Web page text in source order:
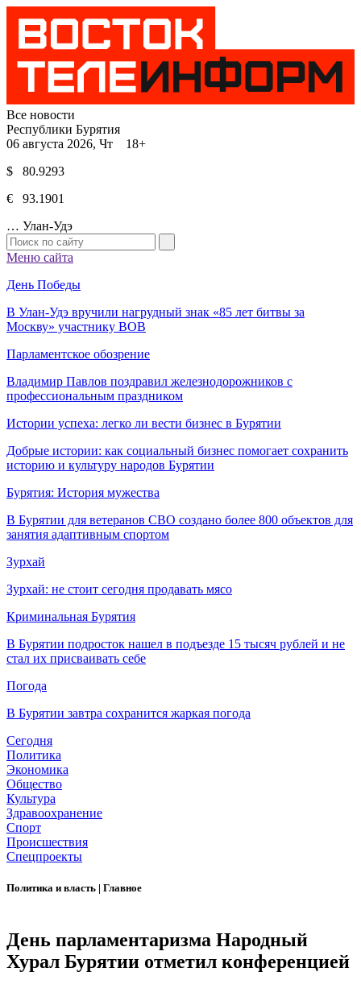
Все новости
Республики Бурятия
06 августа 2026, Чт 18+
$ 80.9293
€ 93.1901
… Улан-Удэ
Меню сайта
День Победы
В Улан-Удэ вручили нагрудный знак «85 лет битвы за
Москву» участнику ВОВ
Парламентское обозрение
Владимир Павлов поздравил железнодорожников с
профессиональным праздником
Истории успеха: легко ли вести бизнес в Бурятии
Добрые истории: как социальный бизнес помогает сохранить
историю и культуру народов Бурятии
Бурятия: История мужества
В Бурятии для ветеранов СВО создано более 800 объектов для
занятия адаптивным спортом
Зурхай
Зурхай: не стоит сегодня продавать мясо
Криминальная Бурятия
В Бурятии подросток нашел в подъезде 15 тысяч рублей и не
стал их присваивать себе
Погода
В Бурятии завтра сохранится жаркая погода
Сегодня
Политика
Экономика
Общество
Культура
Здравоохранение
Спорт
Происшествия
Спецпроекты
Политика и власть | Главное
День парламентаризма Народный
Хурал Бурятии отметил конференцией